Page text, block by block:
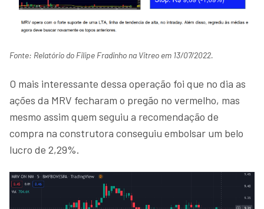
Fonte: Relatório do Filipe Fradinho na Vitreo em 13/07/2022.
O mais interessante dessa operação foi que no dia as
ações da MRV fecharam o pregão no vermelho, mas
mesmo assim quem seguiu a recomendação de
compra na construtora conseguiu embolsar um belo
lucro de 2,29%.